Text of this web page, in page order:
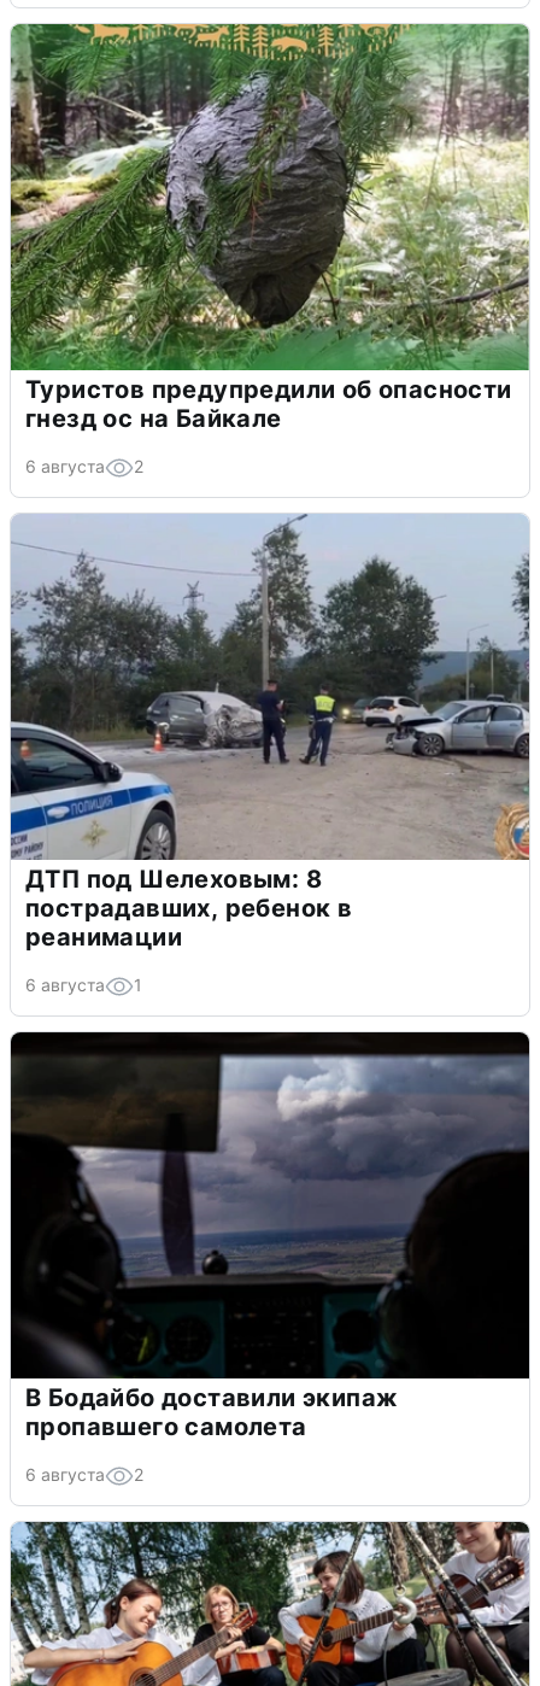
Туристов предупредили об опасности
гнезд ос на Байкале
6 августа 2
ДТП под Шелеховым: 8
пострадавших, ребенок в
реанимации
6 августа 1
В Бодайбо доставили экипаж
пропавшего самолета
6 августа 2